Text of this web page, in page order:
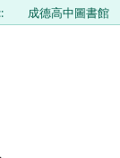
成德高中圖書館